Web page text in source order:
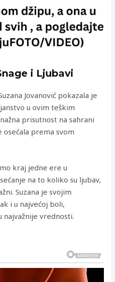
i Ljubavi
Jovanović pokazala je
u ovim teškim
prisutnost na sahrani
prema svom
kraj jedne ere u
na to koliko su ljubav,
Suzana je svojim
i u najvećoj boli,
najvažnije vrednosti.